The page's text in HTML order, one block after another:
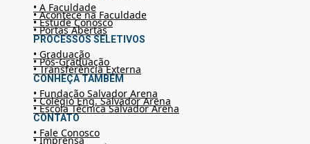
• A Faculdade
• Acontece na Faculdade
• Estude Conosco
• Portas Abertas
PROCESSOS SELETIVOS
• Graduação
• Pós-Graduação
• Transferência Externa
CONHEÇA TAMBÉM
• Fundação Salvador Arena
• Colégio Eng. Salvador Arena
• Escola Técnica Salvador Arena
CONTATO
• Fale Conosco
• Imprensa